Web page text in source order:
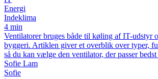
Energi
Indeklima
4 min
Ventilatorer bruges både til køling af IT-udstyr
byggeri. Artiklen giver et overblik over typer,
så du kan vælge den ventilator, der passer
Sofie Lam
Sofie